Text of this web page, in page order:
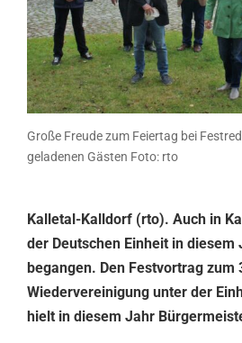
Große Freude zum Feiertag bei
geladenen Gästen Foto: rto
Kalletal-Kalldorf (rto). Auch in
der Deutschen Einheit in
begangen. Den Festvortrag zum
Wiedervereinigung unter der
hielt in diesem Jahr